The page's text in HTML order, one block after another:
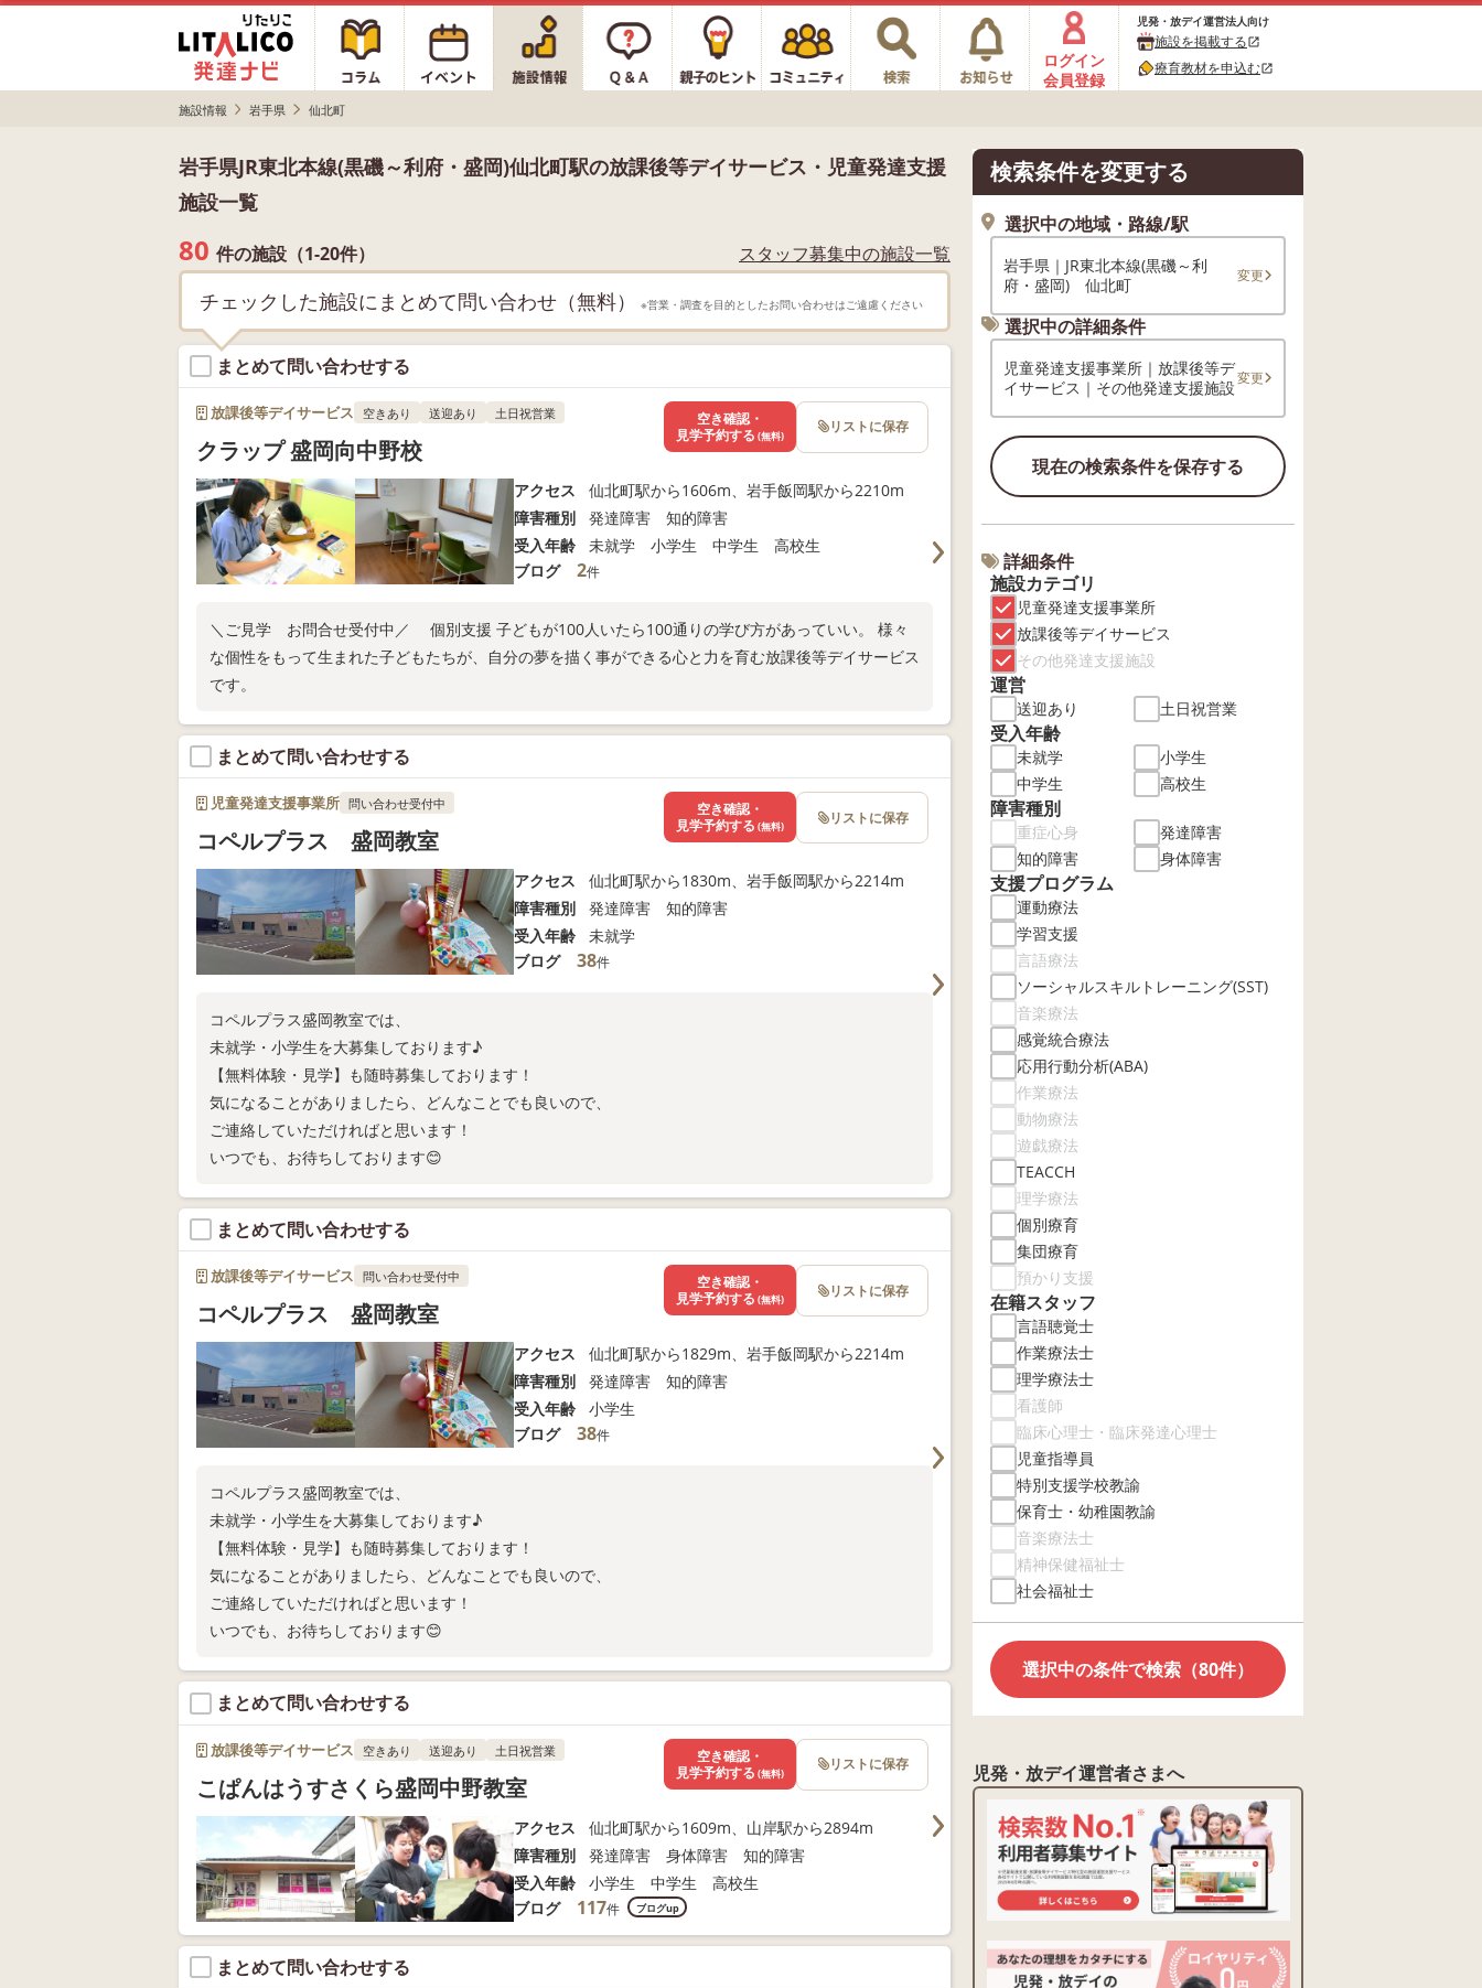
ログイン
会員登録
児発・放デイ運営法人向け
施設を掲載するopen_in_new
療育教材を申込むopen_in_new
施設情報 岩手県 仙北町
岩手県JR東北本線(黒磯～利府・盛岡)仙北町駅の放課後等デイサービス・児童発達支援
施設一覧
80 件の施設（1-20件） スタッフ募集中の施設一覧
チェックした施設にまとめて問い合わせ（無料） ※営業・調査を目的としたお問い合わせはご遠慮ください
まとめて問い合わせする
放課後等デイサービス 空きあり 送迎あり 土日祝営業
クラップ 盛岡向中野校
アクセス
仙北町駅から1606m、岩手飯岡駅から2210m
障害種別
発達障害 知的障害
受入年齢
未就学 小学生 中学生 高校生
ブログ
2件
＼ご見学 お問合せ受付中／ 個別支援 子どもが100人いたら100通りの学び方があっていい。 様々
な個性をもって生まれた子どもたちが、自分の夢を描く事ができる心と力を育む放課後等デイサービス
です。
空き確認・
見学予約する (無料) リストに保存
まとめて問い合わせする
児童発達支援事業所 問い合わせ受付中
コペルプラス 盛岡教室
アクセス
仙北町駅から1830m、岩手飯岡駅から2214m
障害種別
発達障害 知的障害
受入年齢
未就学
ブログ
38件
コペルプラス盛岡教室では、
未就学・小学生を大募集しております♪
【無料体験・見学】も随時募集しております！
気になることがありましたら、どんなことでも良いので、
ご連絡していただければと思います！
いつでも、お待ちしております😊
空き確認・
見学予約する (無料) リストに保存
まとめて問い合わせする
放課後等デイサービス 問い合わせ受付中
コペルプラス 盛岡教室
アクセス
仙北町駅から1829m、岩手飯岡駅から2214m
障害種別
発達障害 知的障害
受入年齢
小学生
ブログ
38件
コペルプラス盛岡教室では、
未就学・小学生を大募集しております♪
【無料体験・見学】も随時募集しております！
気になることがありましたら、どんなことでも良いので、
ご連絡していただければと思います！
いつでも、お待ちしております😊
空き確認・
見学予約する (無料) リストに保存
まとめて問い合わせする
放課後等デイサービス 空きあり 送迎あり 土日祝営業
こぱんはうすさくら盛岡中野教室
アクセス
仙北町駅から1609m、山岸駅から2894m
障害種別
発達障害 身体障害 知的障害
受入年齢
小学生 中学生 高校生
ブログ
117件 ブログup
空き確認・
見学予約する (無料) リストに保存
まとめて問い合わせする
検索条件を変更する
選択中の地域・路線/駅
岩手県｜JR東北本線(黒磯～利
府・盛岡) 仙北町
変更
選択中の詳細条件
児童発達支援事業所｜放課後等デ
イサービス｜その他発達支援施設変更
現在の検索条件を保存する
詳細条件
施設カテゴリ
児童発達支援事業所
放課後等デイサービス
その他発達支援施設
運営
送迎あり 土日祝営業
受入年齢
未就学
小学生
中学生
高校生
障害種別
重症心身
発達障害
知的障害
身体障害
支援プログラム
運動療法
学習支援
言語療法
ソーシャルスキルトレーニング(SST)
音楽療法
感覚統合療法
応用行動分析(ABA)
作業療法
動物療法
遊戯療法
TEACCH
理学療法
個別療育
集団療育
預かり支援
在籍スタッフ
言語聴覚士
作業療法士
理学療法士
看護師
臨床心理士・臨床発達心理士
児童指導員
特別支援学校教諭
保育士・幼稚園教諭
音楽療法士
精神保健福祉士
社会福祉士
選択中の条件で検索（80件）
児発・放デイ運営者さまへ